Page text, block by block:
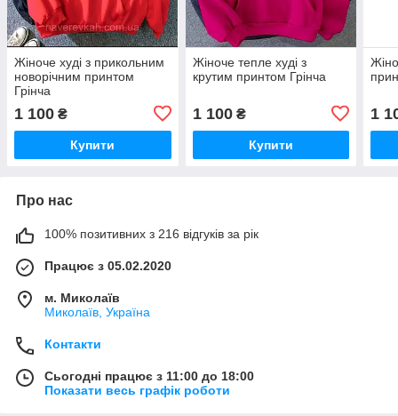
Жіноче худі з прикольним
новорічним принтом
Грінча
1 100 ₴
Купити
Жіноче тепле худі з
крутим принтом Грінча
1 100₴
Купити
1
Про нас
100% позитивних з 216 відгуків за рік
Працює з 05.02.2020
м. Миколаїв
Миколаїв, Україна
Контакти
Сьогодні працює з 11:00 до 18:00
Показати весь графік роботи